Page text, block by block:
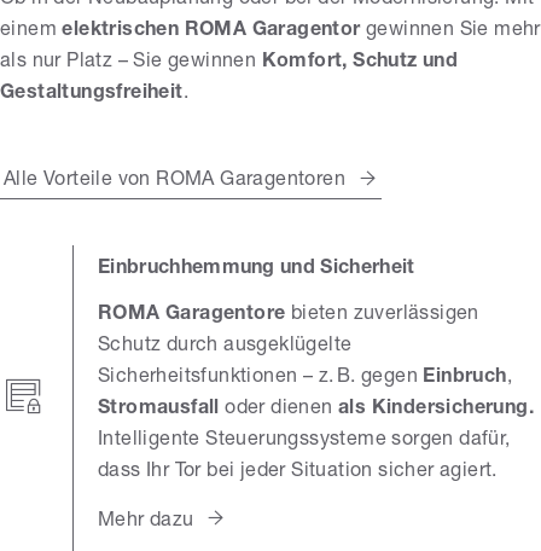
einemelektrischen ROMA Garagentorgewinnen Sie mehr
als nur Platz – Sie gewinnen Komfort, Schutz und
Gestaltungsfreiheit.
Alle Vorteile von ROMA Garagentoren
Einbruchhemmung und Sicherheit
ROMA Garagentore bieten zuverlässigen
Schutz durch ausgeklügelte
Sicherheitsfunktionen – z. B. gegen Einbruch,
Stromausfall oder dienenals Kindersicherung.
Intelligente Steuerungssysteme sorgen dafür,
dass Ihr Tor bei jeder Situation sicher agiert.
Mehr dazu